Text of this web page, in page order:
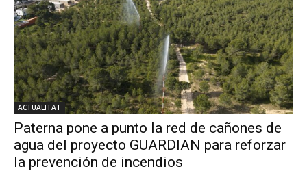
ACTUALITAT
Paterna pone a punto la red de cañones de
agua del proyecto GUARDIAN para reforzar
la prevención de incendios